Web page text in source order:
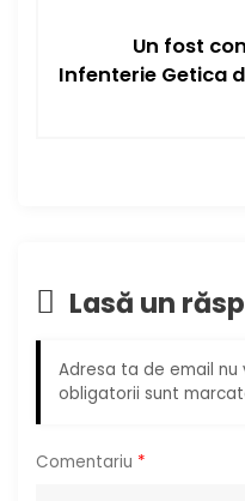
î
n
r
Un fost
Infenterie Getica
Lasă un
Adresa ta de email
obligatorii sunt
Comentariu *